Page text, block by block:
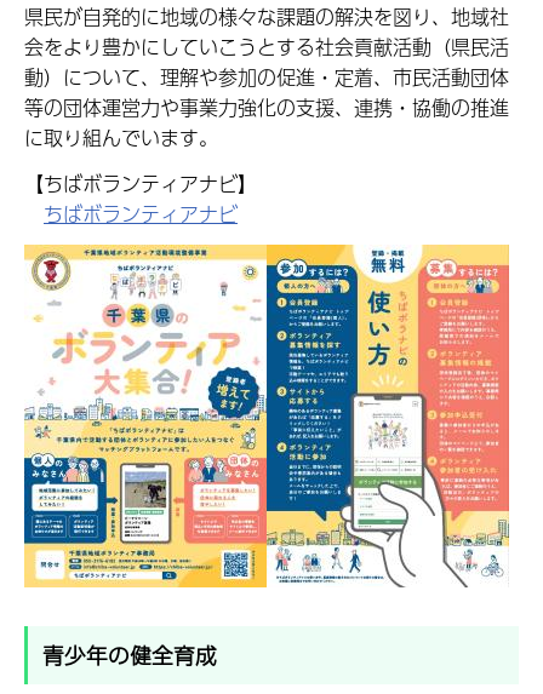
県民が自発的に地域の様々な課題の解決を図り、地域社
会をより豊かにしていこうとする社会貢献活動（県民活
動）について、理解や参加の促進・定着、市民活動団体
等の団体運営力や事業力強化の支援、連携・協働の推進
に取り組んでいます。
【ちばボランティアナビ】
ちばボランティアナビ
青少年の健全育成